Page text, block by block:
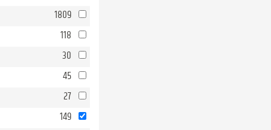
1809
118
30
45
27
149